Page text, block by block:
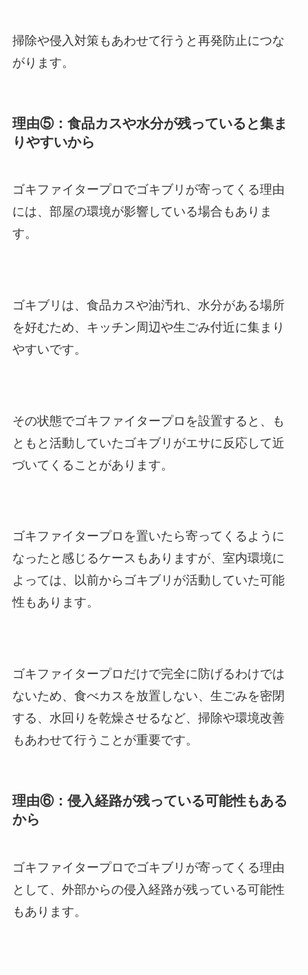
掃除や侵入対策もあわせて行うと再発防止につな
がります。
理由⑤：食品カスや水分が残っていると集ま
りやすいから
ゴキファイタープロでゴキブリが寄ってくる理由
には、部屋の環境が影響している場合もありま
す。
ゴキブリは、食品カスや油汚れ、水分がある場所
を好むため、キッチン周辺や生ごみ付近に集まり
やすいです。
その状態でゴキファイタープロを設置すると、も
ともと活動していたゴキブリがエサに反応して近
づいてくることがあります。
ゴキファイタープロを置いたら寄ってくるように
なったと感じるケースもありますが、室内環境に
よっては、以前からゴキブリが活動していた可能
性もあります。
ゴキファイタープロだけで完全に防げるわけでは
ないため、食べカスを放置しない、生ごみを密閉
する、水回りを乾燥させるなど、掃除や環境改善
もあわせて行うことが重要です。
理由⑥：侵入経路が残っている可能性もある
から
ゴキファイタープロでゴキブリが寄ってくる理由
として、外部からの侵入経路が残っている可能性
もあります。